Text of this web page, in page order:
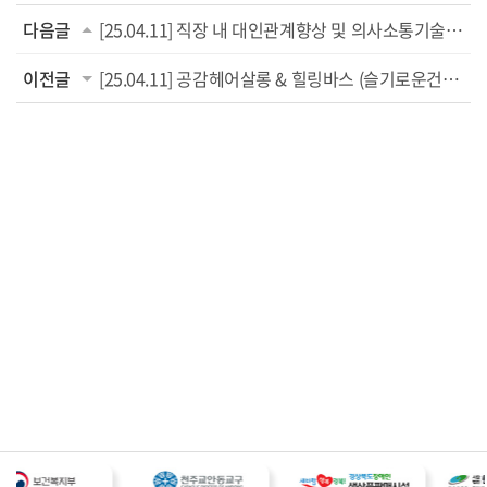
다음글
[25.04.11] 직장 내 대인관계향상 및 의사소통기술훈련
이전글
[25.04.11] 공감헤어살롱 & 힐링바스 (슬기로운건강생활 프로그램)